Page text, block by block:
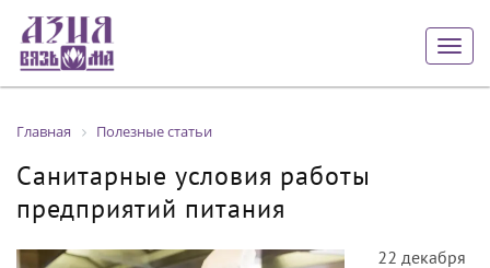
Главная Полезные статьи
Санитарные условия работы
предприятий питания
22 декабря